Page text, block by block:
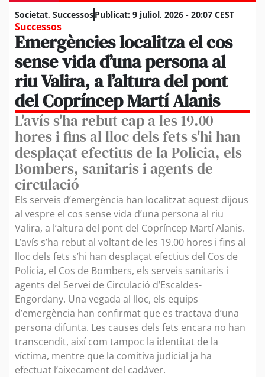
Societat, SuccessosPublicat: 9 juliol, 2026 - 20:07 CEST
Successos
Emergències localitza el cos
sense vida d’una persona al
riu Valira, a l’altura del pont
del Copríncep Martí Alanis
L'avís s'ha rebut cap a les 19.00
hores i fins al lloc dels fets s'hi han
desplaçat efectius de la Policia, els
Bombers, sanitaris i agents de
circulació
Els serveis d’emergència han localitzat aquest dijous
al vespre el cos sense vida d’una persona al riu
Valira, a l’altura del pont del Copríncep Martí Alanis.
L’avís s’ha rebut al voltant de les 19.00 hores i fins al
lloc dels fets s’hi han desplaçat efectius del Cos de
Policia, el Cos de Bombers, els serveis sanitaris i
agents del Servei de Circulació d’Escaldes-
Engordany. Una vegada al lloc, els equips
d’emergència han confirmat que es tractava d’una
persona difunta. Les causes dels fets encara no han
transcendit, així com tampoc la identitat de la
víctima, mentre que la comitiva judicial ja ha
efectuat l’aixecament del cadàver.